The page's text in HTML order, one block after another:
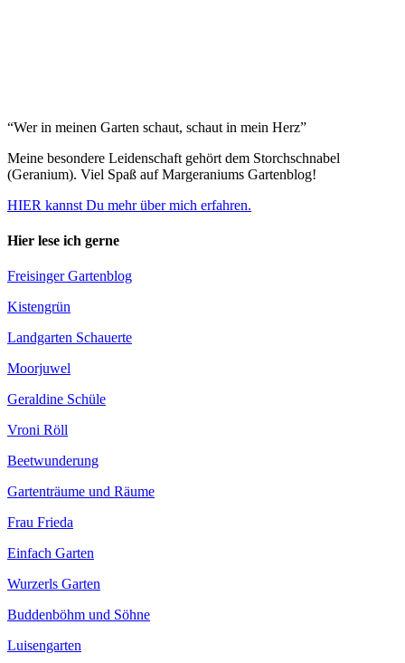
“Wer in meinen Garten schaut, schaut in mein Herz”
Meine besondere Leidenschaft gehört dem Storchschnabel
(Geranium). Viel Spaß auf Margeraniums Gartenblog!
HIER kannst Du mehr über mich erfahren.
Hier lese ich gerne
Freisinger Gartenblog
Kistengrün
Landgarten Schauerte
Moorjuwel
Geraldine Schüle
Vroni Röll
Beetwunderung
Gartenträume und Räume
Frau Frieda
Einfach Garten
Wurzerls Garten
Buddenböhm und Söhne
Luisengarten